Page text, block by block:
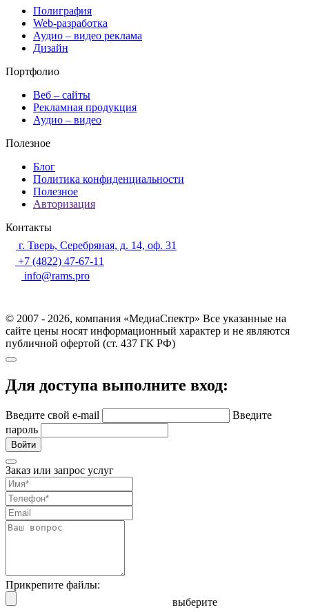
Полиграфия
Web-разработка
Аудио – видео реклама
Дизайн
Портфолио
Веб – сайты
Рекламная продукция
Аудио – видео
Полезное
Блог
Политика конфиденциальности
Полезное
Авторизация
Контакты
г. Тверь, Серебряная, д. 14, оф. 31
+7 (4822) 47-67-11
info@rams.pro
© 2007 - 2026, компания «МедиаСпектр» Все указанные на
сайте цены носят информационный характер и не являются
публичной офертой (ст. 437 ГК РФ)
Для доступа выполните вход:
Введите свой e-mail
Введите
пароль
Войти
Заказ или запрос услуг
Прикрепите файлы:
выберите